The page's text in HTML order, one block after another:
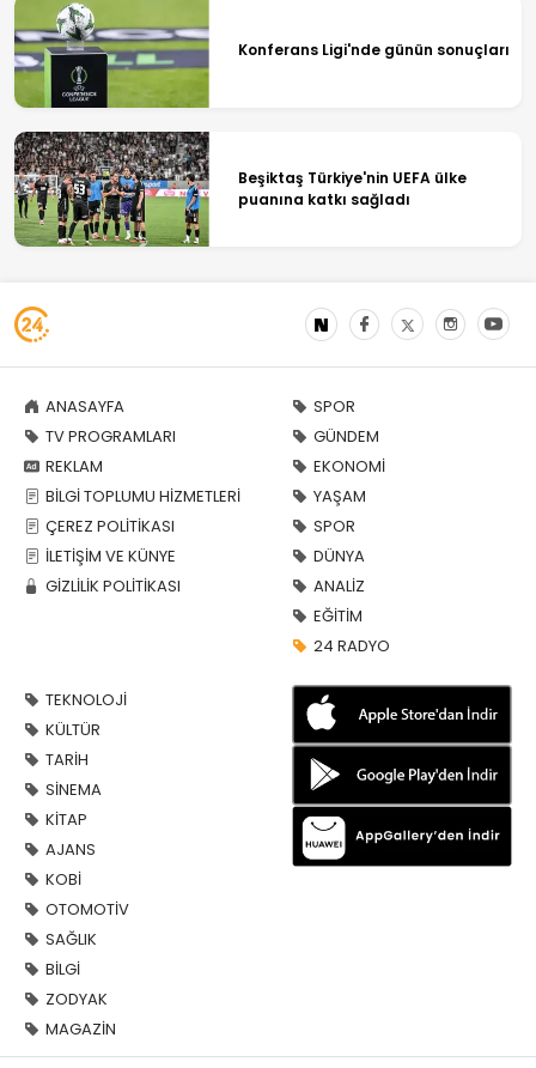
Konferans Ligi'nde günün sonuçları
Beşiktaş Türkiye'nin UEFA ülke
puanına katkı sağladı
ANASAYFA
TV PROGRAMLARI
REKLAM
BİLGİ TOPLUMU HİZMETLERİ
ÇEREZ POLİTİKASI
İLETİŞİM VE KÜNYE
GİZLİLİK POLİTİKASI
SPOR
GÜNDEM
EKONOMİ
YAŞAM
SPOR
DÜNYA
ANALİZ
EĞİTİM
24 RADYO
TEKNOLOJİ
KÜLTÜR
TARİH
SİNEMA
KİTAP
AJANS
KOBİ
OTOMOTİV
SAĞLIK
BİLGİ
ZODYAK
MAGAZİN